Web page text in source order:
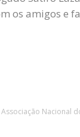
os amigos e
Nacional